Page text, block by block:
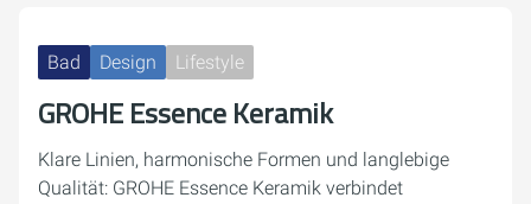
Bad Design Lifestyle
GROHE Essence Keramik
Klare Linien, harmonische Formen und langlebige
Qualität: GROHE Essence Keramik verbindet